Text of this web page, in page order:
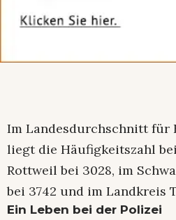
Im Landesdurchschnitt für
liegt die Häufigkeitszahl
Rottweil bei 3028, im
bei 3742 und im Landkreis
Ein Leben bei der Polizei